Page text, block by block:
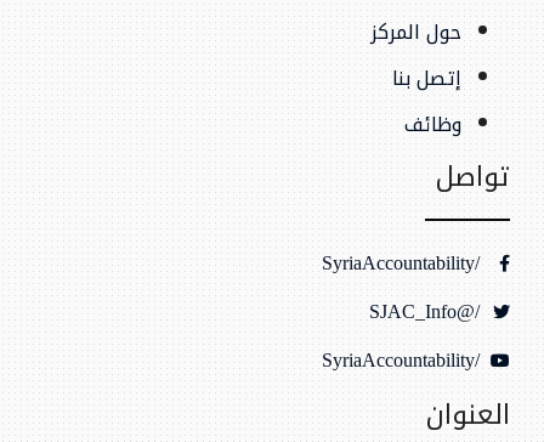
حول المركز
إتصل بنا
وظائف
تواصل
/SyriaAccountability
/@SJAC_Info
/SyriaAccountability
العنوان